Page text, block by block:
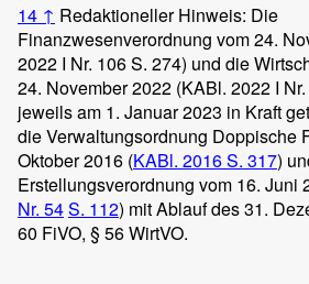
14 ↑ Redaktioneller Hinweis: Die
Finanzwesenverordnung vom 24.
2022 I Nr. 106 S. 274) und die
24. November 2022 (KABl. 2022 I
jeweils am 1. Januar 2023 in Kraft
die Verwaltungsordnung Doppische
Oktober 2016 (KABl. 2016 S. 317)
Erstellungsverordnung vom 16. Juni
Nr. 54S. 112) mit Ablauf des 31.
60 FiVO, § 56 WirtVO.